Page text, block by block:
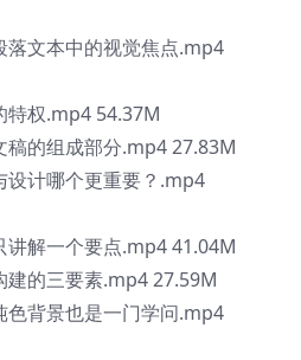
文本中的视觉焦点.mp4
权.mp4 54.37M
的组成部分.mp4 27.83M
计哪个更重要？.mp4
解一个要点.mp4 41.04M
的三要素.mp4 27.59M
背景也是一门学问.mp4